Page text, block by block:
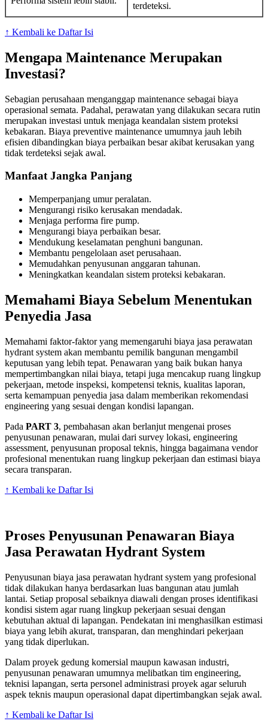
terdeteksi.
↑ Kembali ke Daftar Isi
Mengapa Maintenance Merupakan
Investasi?
Sebagian perusahaan menganggap maintenance sebagai biaya
operasional semata. Padahal, perawatan yang dilakukan secara rutin
merupakan investasi untuk menjaga keandalan sistem proteksi
kebakaran. Biaya preventive maintenance umumnya jauh lebih
efisien dibandingkan biaya perbaikan besar akibat kerusakan yang
tidak terdeteksi sejak awal.
Manfaat Jangka Panjang
Memperpanjang umur peralatan.
Mengurangi risiko kerusakan mendadak.
Menjaga performa fire pump.
Mengurangi biaya perbaikan besar.
Mendukung keselamatan penghuni bangunan.
Membantu pengelolaan aset perusahaan.
Memudahkan penyusunan anggaran tahunan.
Meningkatkan keandalan sistem proteksi kebakaran.
Memahami Biaya Sebelum Menentukan
Penyedia Jasa
Memahami faktor-faktor yang memengaruhi biaya jasa perawatan
hydrant system akan membantu pemilik bangunan mengambil
keputusan yang lebih tepat. Penawaran yang baik bukan hanya
mempertimbangkan nilai biaya, tetapi juga mencakup ruang lingkup
pekerjaan, metode inspeksi, kompetensi teknis, kualitas laporan,
serta kemampuan penyedia jasa dalam memberikan rekomendasi
engineering yang sesuai dengan kondisi lapangan.
Pada PART 3, pembahasan akan berlanjut mengenai proses
penyusunan penawaran, mulai dari survey lokasi, engineering
assessment, penyusunan proposal teknis, hingga bagaimana vendor
profesional menentukan ruang lingkup pekerjaan dan estimasi biaya
secara transparan.
↑ Kembali ke Daftar Isi
Proses Penyusunan Penawaran Biaya
Jasa Perawatan Hydrant System
Penyusunan biaya jasa perawatan hydrant system yang profesional
tidak dilakukan hanya berdasarkan luas bangunan atau jumlah
lantai. Setiap proposal sebaiknya diawali dengan proses identifikasi
kondisi sistem agar ruang lingkup pekerjaan sesuai dengan
kebutuhan aktual di lapangan. Pendekatan ini menghasilkan estimasi
biaya yang lebih akurat, transparan, dan menghindari pekerjaan
yang tidak diperlukan.
Dalam proyek gedung komersial maupun kawasan industri,
penyusunan penawaran umumnya melibatkan tim engineering,
teknisi lapangan, serta personel administrasi proyek agar seluruh
aspek teknis maupun operasional dapat dipertimbangkan sejak awal.
↑ Kembali ke Daftar Isi